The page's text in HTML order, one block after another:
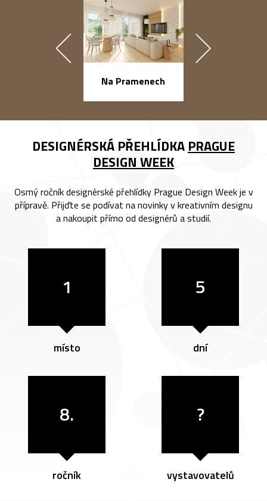
Na Pramenech
DESIGNÉRSKÁ PŘEHLÍDKA PRAGUE
DESIGN WEEK
Osmý ročník designérské přehlídky Prague Design Week je v
přípravě. Přijďte se podívat na novinky v kreativním designu
a nakoupit přímo od designérů a studií.
1
místo
5
dní
8.
ročník
?
vystavovatelů